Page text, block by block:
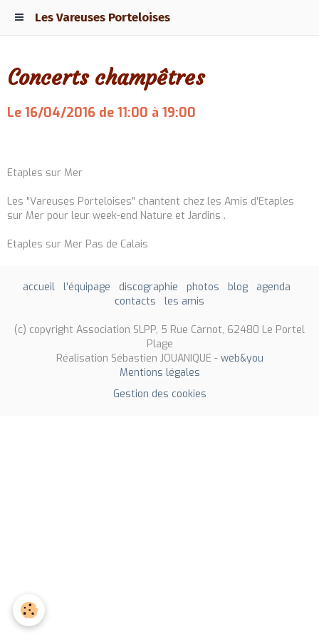
Les Vareuses Porteloises
Concerts champêtres
Le 16/04/2016 de 11:00 à 19:00
Etaples sur Mer
Les "Vareuses Porteloises" chantent chez les Amis d'Etaples
sur Mer pour leur week-end Nature et Jardins .
Etaples sur Mer Pas de Calais
accueil l'équipage discographie photos blog
agenda
contacts
les amis
(c) copyright Association SLPP, 5 Rue Carnot, 62480 Le Portel
Plage
Réalisation Sébastien JOUANIQUE - web&you
Mentions légales
Gestion des cookies